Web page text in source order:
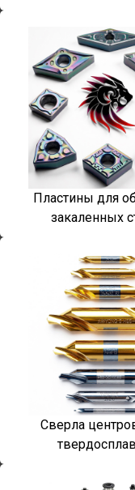
Пластины для
закаленных
Сверла